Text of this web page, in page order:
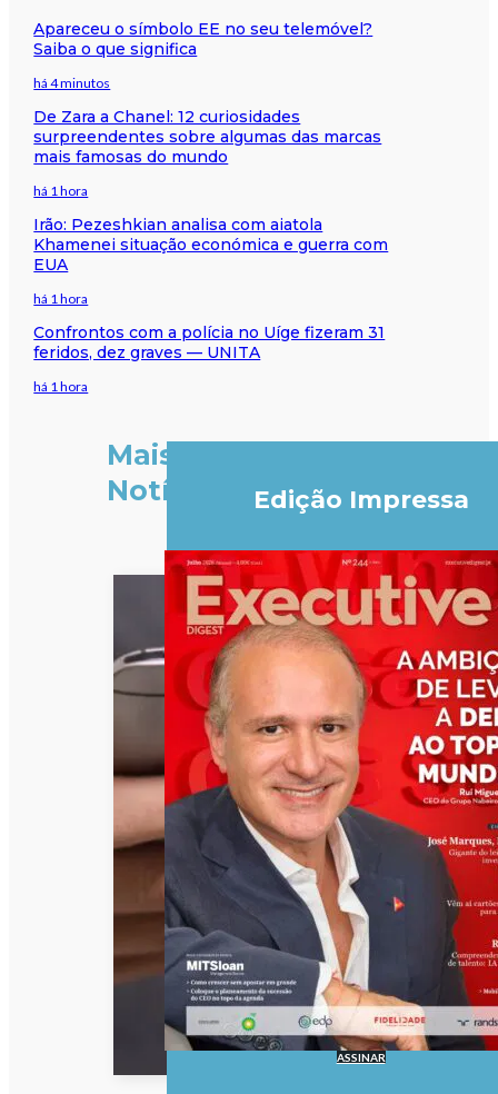
Apareceu o símbolo EE no seu telemóvel?
Saiba o que significa
há 4 minutos
De Zara a Chanel: 12 curiosidades
surpreendentes sobre algumas das marcas
mais famosas do mundo
há 1 hora
Irão: Pezeshkian analisa com aiatola
Khamenei situação económica e guerra com
EUA
há 1 hora
Confrontos com a polícia no Uíge fizeram 31
feridos, dez graves — UNITA
há 1 hora
Mais
Notícias
Edição Impressa
ASSINAR